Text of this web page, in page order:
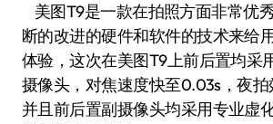
美图T9是一款在拍照方面非常优秀的手机，其不
断的改进的硬件和软件的技术来给
体验，这次在美图T9上前后置均采
摄像头，对焦速度快至0.03s，夜拍
并且前后置副摄像头均采用专业虚